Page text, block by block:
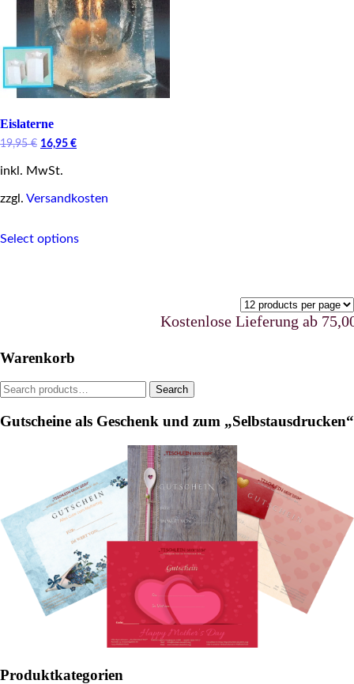
Eislaterne
19,95€ Original
was:
16,95 €Current
inkl. MwSt.
zzgl. Versandkosten
Select optionsproduct
the
page
Kostenlose Lieferung ab 75,00
Warenkorb
Search
Search
Gutscheine als Geschenk und zum „Selbstausdrucken“
Produktkategorien